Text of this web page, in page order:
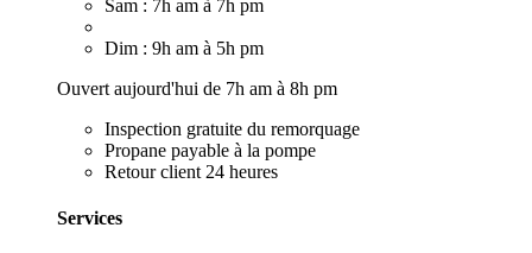
Sam : 7h am à 7h pm
Dim : 9h am à 5h pm
Ouvert aujourd'hui de 7h am à 8h pm
Inspection gratuite du remorquage
Propane payable à la pompe
Retour client 24 heures
Services